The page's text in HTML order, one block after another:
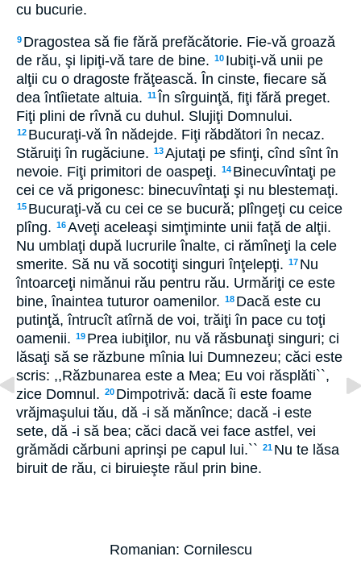
cu bucurie.
9 Dragostea să fie fără prefăcătorie. Fie-vă groază
de rău, şi lipiţi-vă tare de bine. 10 Iubiţi-vă unii pe
alţii cu o dragoste frăţească. În cinste, fiecare să
dea întîietate altuia. 11 În sîrguinţă, fiţi fără preget.
Fiţi plini de rîvnă cu duhul. Slujiţi Domnului.
12 Bucuraţi-vă în nădejde. Fiţi răbdători în necaz.
Stăruiţi în rugăciune. 13Ajutaţi pe sfinţi, cînd sînt în
nevoie. Fiţi primitori de oaspeţi. 14 Binecuvîntaţi pe
cei ce vă prigonesc: binecuvîntaţi şi nu blestemaţi.
15 Bucuraţi-vă cu cei ce se bucură; plîngeţi cu ceice
plîng. 16Aveţi aceleaşi simţiminte unii faţă de alţii.
Nu umblaţi după lucrurile înalte, ci rămîneţi la cele
smerite. Să nu vă socotiţi singuri înţelepţi. 17 Nu
întoarceţi nimănui rău pentru rău. Urmăriţi ce este
bine, înaintea tuturor oamenilor. 18 Dacă este cu
putinţă, întrucît atîrnă de voi, trăiţi în pace cu toţi
oamenii. 19 Prea iubiţilor, nu vă răsbunaţi singuri; ci
lăsaţi să se răzbune mînia lui Dumnezeu; căci este
scris: ,,Răzbunarea este a Mea; Eu voi răsplăti``,
zice Domnul. 20 Dimpotrivă: dacă îi este foame
vrăjmaşului tău, dă -i să mănînce; dacă -i este
sete, dă -i să bea; căci dacă vei face astfel, vei
grămădi cărbuni aprinşi pe capul lui.`` 21 Nu te lăsa
biruit de rău, ci biruieşte răul prin bine.
Romanian: Cornilescu